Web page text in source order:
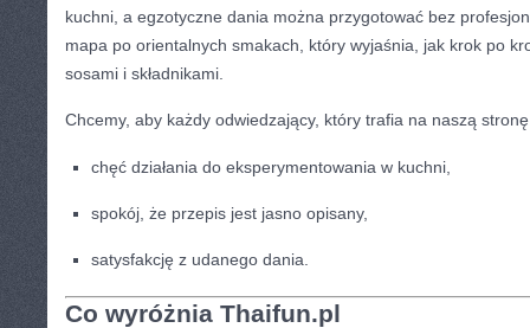
kuchni, a egzotyczne dania można przygotować bez
mapa po orientalnych smakach, który wyjaśnia, jak krok po
sosami i składnikami.
Chcemy, aby każdy odwiedzający, który trafia na naszą
chęć działania do eksperymentowania w kuchni,
spokój, że przepis jest jasno opisany,
satysfakcję z udanego dania.
Co wyróżnia Thaifun.pl